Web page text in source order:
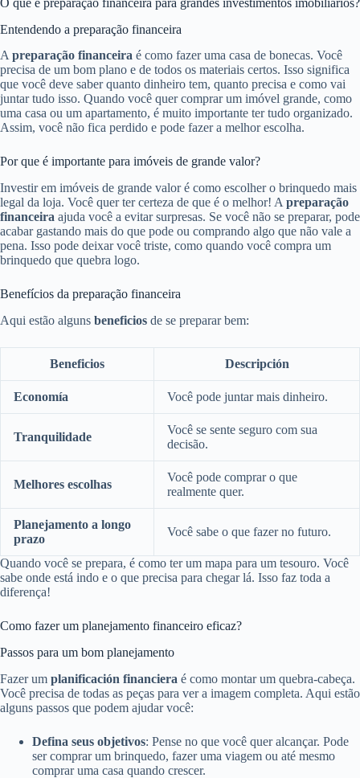
Entendendo a preparação financeira
A preparação financeira é como fazer uma casa de bonecas. Você
precisa de um bom plano e de todos os materiais certos. Isso significa
que você deve saber quanto dinheiro tem, quanto precisa e como vai
juntar tudo isso. Quando você quer comprar um imóvel grande, como
uma casa ou um apartamento, é muito importante ter tudo organizado.
Assim, você não fica perdido e pode fazer a melhor escolha.
Por que é importante para imóveis de grande valor?
Investir em imóveis de grande valor é como escolher o brinquedo mais
legal da loja. Você quer ter certeza de que é o melhor! A preparação
financeira ajuda você a evitar surpresas. Se você não se preparar, pode
acabar gastando mais do que pode ou comprando algo que não vale a
pena. Isso pode deixar você triste, como quando você compra um
brinquedo que quebra logo.
Benefícios da preparação financeira
Aqui estão alguns beneficios de se preparar bem:
Beneficios Descripción
Economía Você pode juntar mais dinheiro.
Tranquilidade
Você se sente seguro com sua
decisão.
Melhores escolhas
Você pode comprar o que
realmente quer.
Planejamento a longo
prazo
Você sabe o que fazer no futuro.
Quando você se prepara, é como ter um mapa para um tesouro. Você
sabe onde está indo e o que precisa para chegar lá. Isso faz toda a
diferença!
Como fazer um planejamento financeiro eficaz?
Passos para um bom planejamento
Fazer um planificación financiera é como montar um quebra-cabeça.
Você precisa de todas as peças para ver a imagem completa. Aqui estão
alguns passos que podem ajudar você:
Defina seus objetivos: Pense no que você quer alcançar. Pode
ser comprar um brinquedo, fazer uma viagem ou até mesmo
comprar uma casa quando crescer.